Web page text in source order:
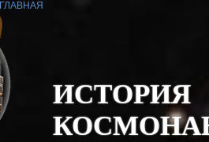
ИСТОРИЯ
КОСМОНА
ГЛАВНАЯ